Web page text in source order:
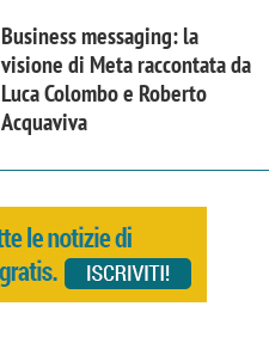
Business messaging: la
visione di Meta raccontata da
Luca Colombo e Roberto
Acquaviva